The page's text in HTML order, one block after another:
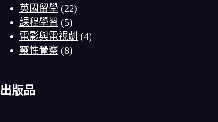
英國留學 (22)
課程學習 (5)
電影與電視劇 (4)
靈性覺察 (8)
出版品